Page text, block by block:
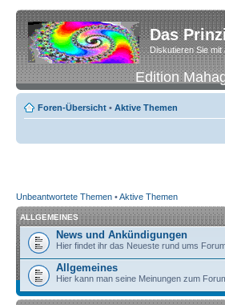
Das
Diskutieren Sie
Edition
Foren-Übersicht • Aktive Themen
Unbeantwortete Themen •Aktive Themen
ALLGEMEINES
News und Ankündigungen
Hier findet ihr das Neueste rund ums
Allgemeines
Hier kann man seine Meinungen zum